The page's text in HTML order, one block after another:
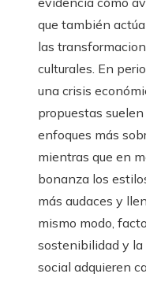
que también
las
culturales. En
una crisis
propuestas
enfoques más
mientras que en
bonanza los
más audaces y
mismo modo,
sostenibilidad y
social adquieren